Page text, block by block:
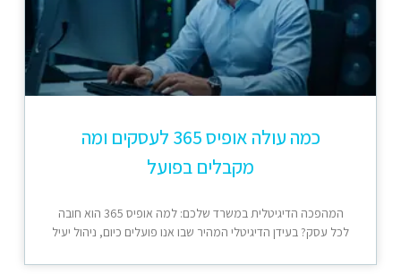
כמה עולה אופיס 365 לעסקים ומה
מקבלים בפועל
המהפכה הדיגיטלית במשרד שלכם: למה אופיס 365 הוא חובה
לכל עסק? בעידן הדיגיטלי המהיר שבו אנו פועלים כיום, ניהול יעיל